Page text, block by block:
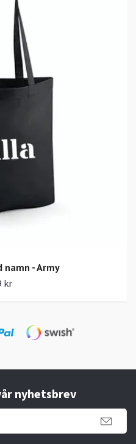
namn - Army
kr
nyhetsbrev